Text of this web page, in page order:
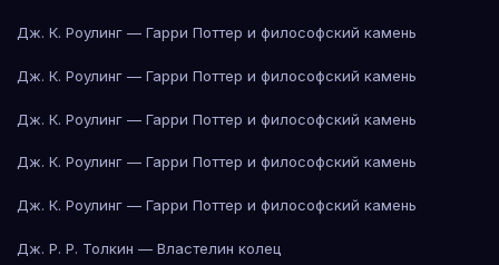
Дж. К. Роулинг — Гарри Поттер и философский камень
Дж. К. Роулинг — Гарри Поттер и философский камень
Дж. К. Роулинг — Гарри Поттер и философский камень
Дж. К. Роулинг — Гарри Поттер и философский камень
Дж. К. Роулинг — Гарри Поттер и философский камень
Дж. Р. Р. Толкин — Властелин колец